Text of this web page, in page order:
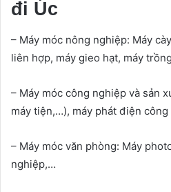
đi Úc
– Máy móc nông nghiệp: Máy
liên hợp, máy gieo hạt, máy
– Máy móc công nghiệp và sản
máy tiện,…), máy phát điện
– Máy móc văn phòng: Máy
nghiệp,…